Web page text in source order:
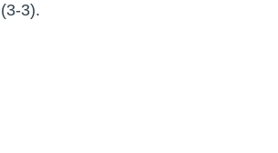
(3-3).